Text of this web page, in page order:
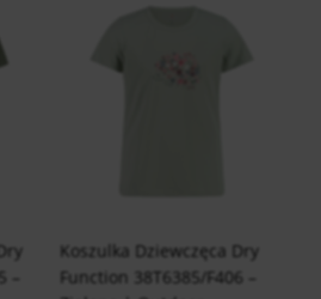
Koszulka Dziewczęca Dry
Function 38T6385/F406 –